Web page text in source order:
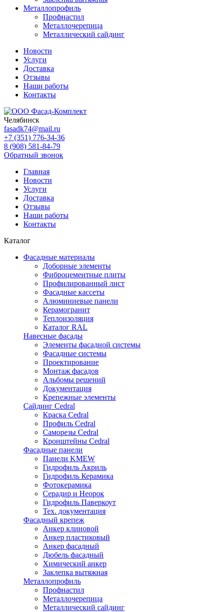
Металлопрофиль
Профнастил
Металлочерепица
Металлический сайдинг
Новости
Услуги
Доставка
Отзывы
Наши работы
Контакты
Челябинск
fasadk74@mail.ru
+7 (351) 776-34-36
8 (908) 581-84-79
Обратный звонок
Главная
Новости
Услуги
Доставка
Отзывы
Наши работы
Контакты
Каталог
Фасадные материалы
Доборные элементы
Фиброцементные плиты
Профилированный лист
Фасадные кассеты
Алюминиевые панели
Керамогранит
Теплоизоляция
Каталог RAL
Навесные фасады
Элементы фасадной системы
Фасадные системы
Проектирование
Монтаж фасадов
Альбомы решений
Документация
Крепежные элементы
Сайдинг Cedral
Краска Cedral
Профиль Cedral
Саморезы Cedral
Кронштейны Cedral
Фасадные панели
Панели KMEW
Гидрофиль Акриль
Гидрофиль Керамика
Фотокерамика
Серадир и Неорок
Гидрофиль Паверкоут
Тех. документация
Фасадный крепеж
Анкер клиновой
Анкер пластиковый
Анкер фасадный
Дюбель фасадный
Химический анкер
Заклепка вытяжная
Металлопрофиль
Профнастил
Металлочерепица
Металлический сайдинг